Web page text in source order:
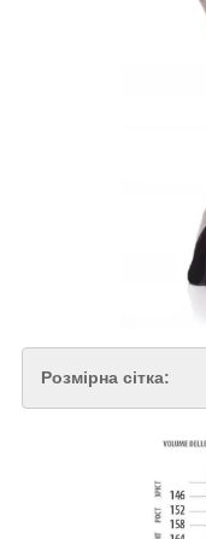
Розмірна сітка: